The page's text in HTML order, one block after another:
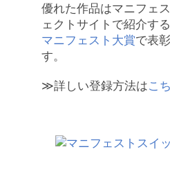
優れた作品はマニフェ
ェクトサイトで紹介する
マニフェスト大賞で表
す。
≫詳しい登録方法はこ